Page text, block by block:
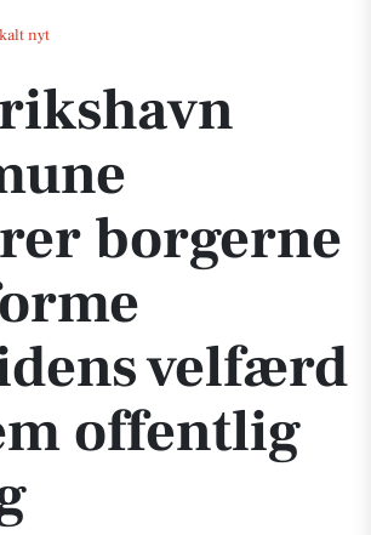
nyt inviterer borgerne til at forme
borgerne
velfærd
offentlig